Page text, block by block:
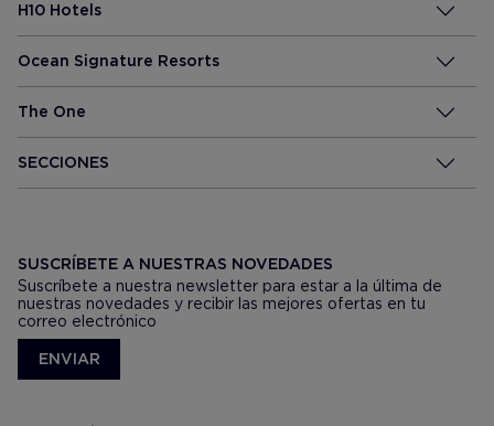
H10 Hotels
Ocean Signature Resorts
The One
SECCIONES
SUSCRÍBETE A NUESTRAS NOVEDADES
Suscríbete a nuestra newsletter para estar a la última de
nuestras novedades y recibir las mejores ofertas en tu
correo electrónico
ENVIAR